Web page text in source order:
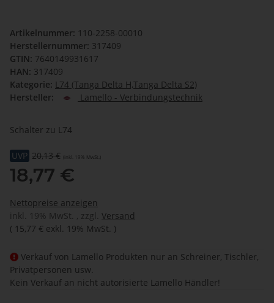
Artikelnummer: 110-2258-00010
Herstellernummer: 317409
GTIN: 7640149931617
HAN: 317409
Kategorie: L74 (Tanga Delta H,Tanga Delta S2)
Hersteller:
Lamello - Verbindungstechnik
Schalter zu L74
UVP 20,13 € (inkl. 19% MwSt.)
18,77 €
Nettopreise anzeigen
inkl. 19% MwSt. , zzgl. Versand
( 15,77 € exkl. 19% MwSt. )
Verkauf von Lamello Produkten nur an Schreiner, Tischler,
Privatpersonen usw.
Kein Verkauf an nicht autorisierte Lamello Händler!